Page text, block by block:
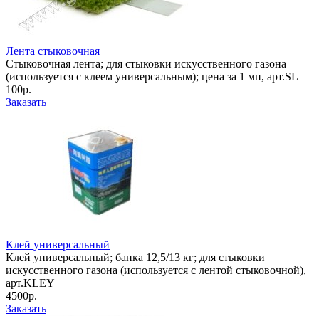
Лента стыковочная
Стыковочная лента; для стыковки искусственного газона
(используется с клеем универсальным); цена за 1 мп, арт.SL
100р.
Заказать
Клей универсальный
Клей универсальный; банка 12,5/13 кг; для стыковки
искусственного газона (используется с лентой стыковочной),
арт.KLEY
4500р.
Заказать